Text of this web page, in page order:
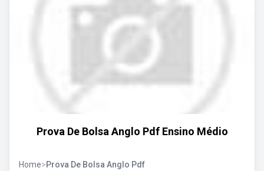
Prova De Bolsa Anglo Pdf Ensino Médio
Home>Prova De Bolsa Anglo Pdf